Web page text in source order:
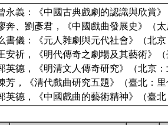
永義：《中國古典戲劇的認識與欣賞》
奔、劉彥君，《中國戲曲發展史》（太
書儀：《元人雜劇與元代社會》（北京
安祈，《明代傳奇之劇場及其藝術》（
英德，《明清文人傳奇研究》（北京：
芳，《清代戲曲研究五題》（臺北：里
英德，《中國戲曲的藝術精神》（臺